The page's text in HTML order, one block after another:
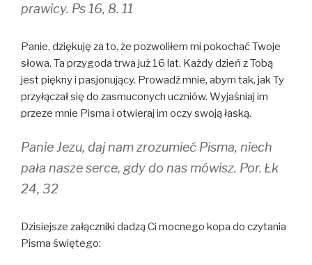
prawicy. Ps 16, 8. 11
Panie, dziękuję za to, że pozwoliłem mi pokochać Twoje
słowa. Ta przygoda trwa już 16 lat. Każdy dzień z Tobą
jest piękny i pasjonujący. Prowadź mnie, abym tak, jak Ty
przyłączał się do zasmuconych uczniów. Wyjaśniaj im
przeze mnie Pisma i otwieraj im oczy swoją łaską.
Panie Jezu, daj nam zrozumieć Pisma, niech
pała nasze serce, gdy do nas mówisz. Por. Łk
24, 32
Dzisiejsze załączniki dadzą Ci mocnego kopa do czytania
Pisma świętego: